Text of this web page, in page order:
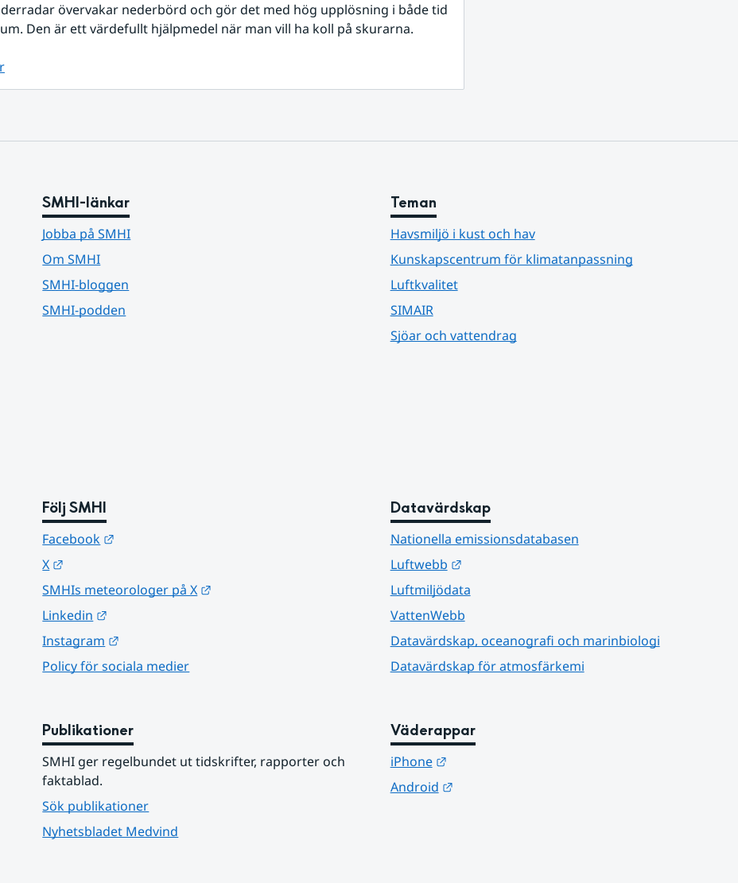
övervakar nederbörd och gör det med hög upplösning i både tid
Den är ett värdefullt hjälpmedel när man vill ha koll på skurarna.
SMHI-länkar
Jobba på SMHI
Om SMHI
SMHI-bloggen
SMHI-podden
Teman
Havsmiljö i kust och hav
Kunskapscentrum för klimatanpassning
Luftkvalitet
SIMAIR
Sjöar och vattendrag
Följ SMHI
Facebook
X
SMHIs meteorologer på X
Linkedin
Instagram
Policy för sociala medier
Datavärdskap
Nationella emissionsdatabasen
Luftwebb
Länk till annan webbplats.
Luftmiljödata
VattenWebb
Datavärdskap, oceanografi och marinbiologi
Datavärdskap för atmosfärkemi
Publikationer
SMHI ger regelbundet ut tidskrifter, rapporter och
faktablad.
Sök publikationer
Nyhetsbladet Medvind
Väderappar
iPhone
Länk till annan webbplats.
Android
Länk till annan webbplats.